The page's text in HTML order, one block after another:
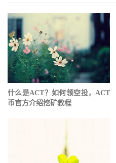
什么是ACT？如何领空投，ACT
币官方介绍挖矿教程